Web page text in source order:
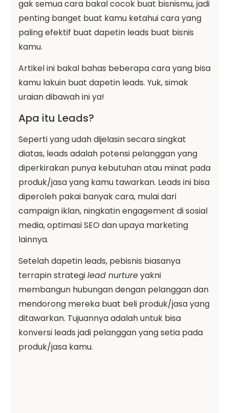
gak semua cara bakal cocok buat bisnismu, jadi
penting banget buat kamu ketahui cara yang
paling efektif buat dapetin leads buat bisnis
kamu.
Artikel ini bakal bahas beberapa cara yang bisa
kamu lakuin buat dapetin leads. Yuk, simak
uraian dibawah ini ya!
Apa itu Leads?
Seperti yang udah dijelasin secara singkat
diatas, leads adalah potensi pelanggan yang
diperkirakan punya kebutuhan atau minat pada
produk/jasa yang kamu tawarkan. Leads ini bisa
diperoleh pakai banyak cara, mulai dari
campaign iklan, ningkatin engagement di sosial
media, optimasi SEO dan upaya marketing
lainnya.
Setelah dapetin leads, pebisnis biasanya
terrapin strategilead nurtureyakni
membangun hubungan dengan pelanggan dan
mendorong mereka buat beli produk/jasa yang
ditawarkan. Tujuannya adalah untuk bisa
konversi leads jadi pelanggan yang setia pada
produk/jasa kamu.